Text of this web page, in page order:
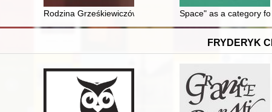
na Pawiaku : katalog wystawy
Rodzina Grześkiewiczów z Ameryki Space" as a category
FRYDERYK